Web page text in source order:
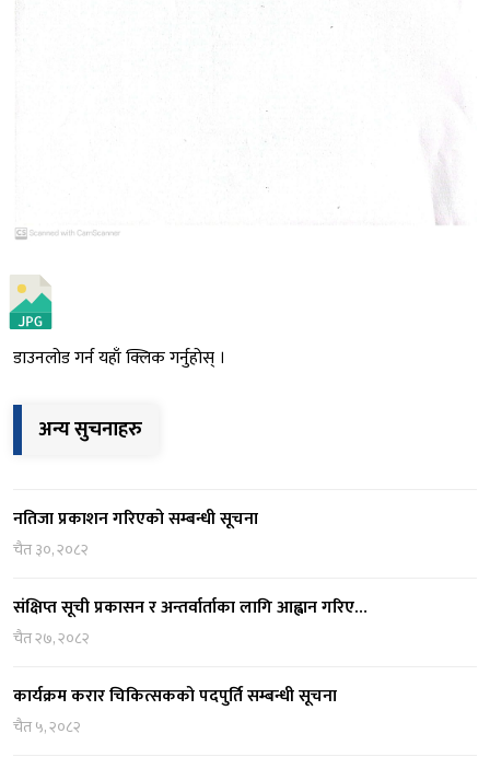
डाउनलोड गर्न यहाँ क्लिक गर्नुहोस् ।
अन्य सुचनाहरु
नतिजा प्रकाशन गरिएको सम्बन्धी सूचना
चैत ३०, २०८२
संक्षिप्त सूची प्रकासन र अन्तर्वार्ताका लागि आह्वान गरिए…
चैत २७, २०८२
कार्यक्रम करार चिकित्सकको पदपुर्ति सम्बन्धी सूचना
चैत ५, २०८२